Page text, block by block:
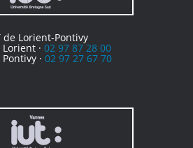
de Lorient-Pontivy
· 02 97 87 28 00
· 02 97 27 67 70